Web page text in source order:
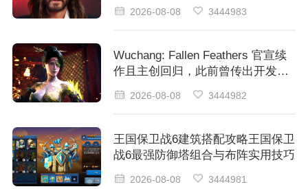
2026-08-08 3444983
Wuchang: Fallen Feathers 官宣续
作且主创回归，此前曾传出开发团
队已解散的消息
2026-08-08 3444982
王国保卫战6建筑搭配攻略王国保卫
战6最强防御塔组合与布阵实用技巧
2026-08-08 3444981